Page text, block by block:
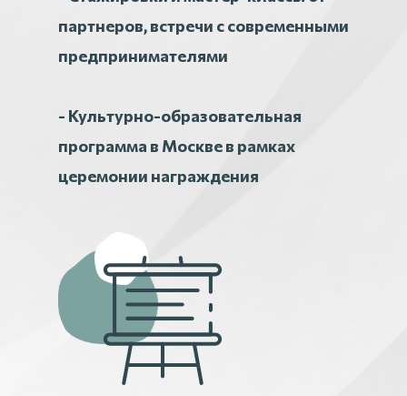
партнеров, встречи с современными
предпринимателями
- Культурно-образовательная
программа в Москве в рамках
церемонии награждения